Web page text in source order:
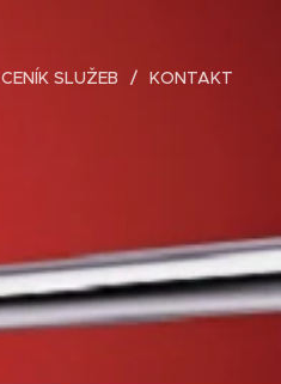
CENÍK SLUŽEB KONTAKT